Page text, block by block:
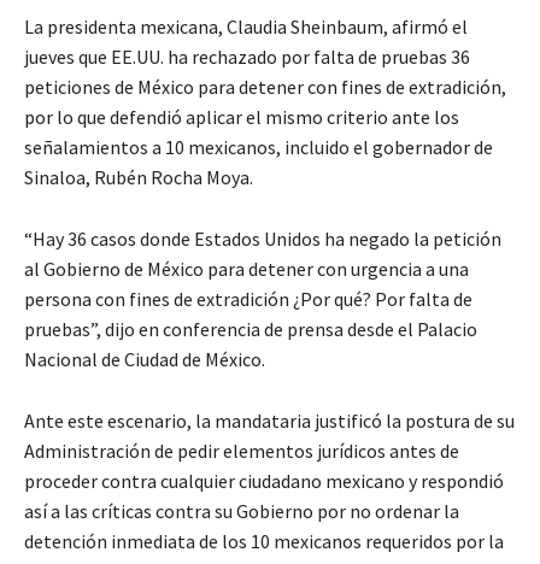
La presidenta mexicana, Claudia Sheinbaum, afirmó el
jueves que EE.UU. ha rechazado por falta de pruebas 36
peticiones de México para detener con fines de extradición,
por lo que defendió aplicar el mismo criterio ante los
señalamientos a 10 mexicanos, incluido el gobernador de
Sinaloa, Rubén Rocha Moya.
“Hay 36 casos donde Estados Unidos ha negado la petición
al Gobierno de México para detener con urgencia a una
persona con fines de extradición ¿Por qué? Por falta de
pruebas”, dijo en conferencia de prensa desde el Palacio
Nacional de Ciudad de México.
Ante este escenario, la mandataria justificó la postura de su
Administración de pedir elementos jurídicos antes de
proceder contra cualquier ciudadano mexicano y respondió
así a las críticas contra su Gobierno por no ordenar la
detención inmediata de los 10 mexicanos requeridos por la